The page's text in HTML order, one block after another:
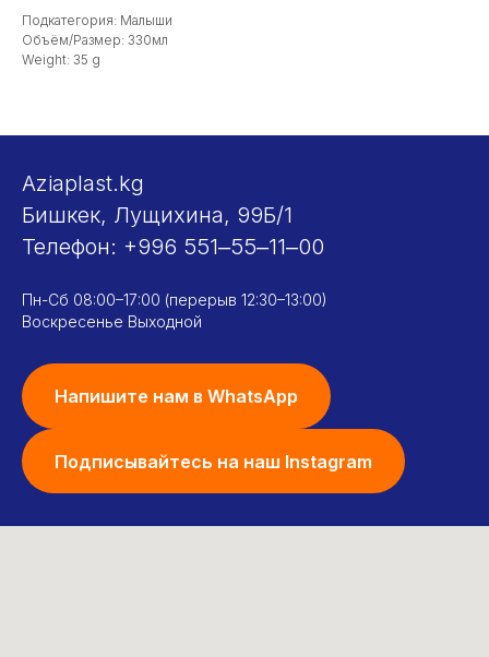
Подкатегория: Малыши
Объём/Размер: 330мл
Weight: 35 g
Aziaplast.kg
Бишкек, Лущихина, 99Б/1
Телефон: +996 551‒55‒11‒00
Пн-Сб 08:00–17:00 (перерыв 12:30–13:00)
Воскресенье Выходной
Напишите нам в WhatsApp
Подписывайтесь на наш Instagram